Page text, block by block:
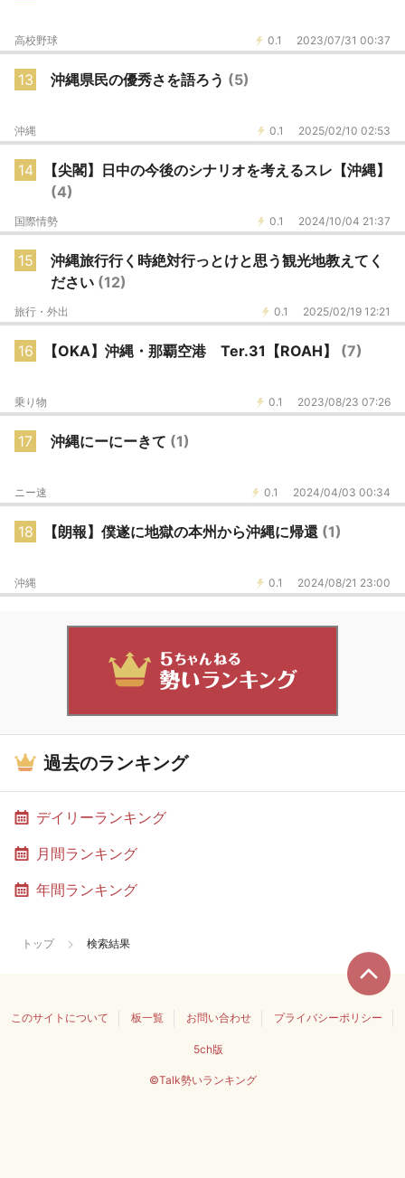
0.1 2023/07/31 00:37
高校野球
13 沖縄県民の優秀さを語ろう (5)
0.1 2025/02/10 02:53
沖縄
14
【尖閣】日中の今後のシナリオを考えるスレ【沖縄】
(4)
0.1 2024/10/04 21:37
国際情勢
15
沖縄旅行行く時絶対行っとけと思う観光地教えてく
ださい (12)
0.1 2025/02/19 12:21
旅行・外出
16 【OKA】沖縄・那覇空港 Ter.31【ROAH】 (7)
0.1 2023/08/23 07:26
乗り物
17 沖縄にーにーきて (1)
0.1 2024/04/03 00:34
ニー速
18 【朗報】僕遂に地獄の本州から沖縄に帰還 (1)
0.1 2024/08/21 23:00
沖縄
過去のランキング
デイリーランキング
月間ランキング
年間ランキング
トップ 検索結果
このサイトについて 板一覧 お問い合わせ プライバシーポリシー
5ch版
©Talk勢いランキング